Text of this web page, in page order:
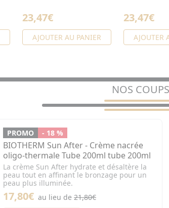
23,47€
AJOUTER AU PANIER
23,47€
AJOUTER
NOS
PROMO - 18 %
BIOTHERM Sun After - Crème nacrée
oligo-thermale Tube 200ml tube 200ml
La crème Sun After hydrate et désaltère la
peau tout en affinant le bronzage pour un
peau plus illuminée.
17,80€ au lieu de21,80€